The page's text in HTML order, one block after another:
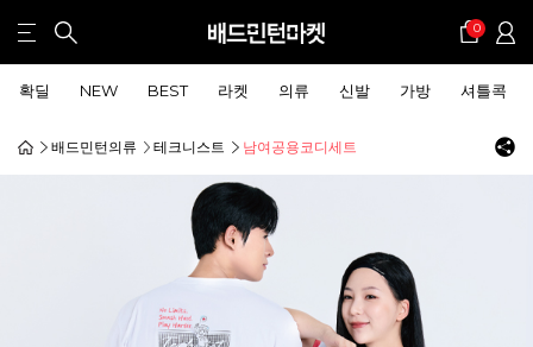
0
확딜 NEW BEST 라켓 의류 신발 가방 셔틀콕
배드민턴의류 테크니스트 남여공용코디세트